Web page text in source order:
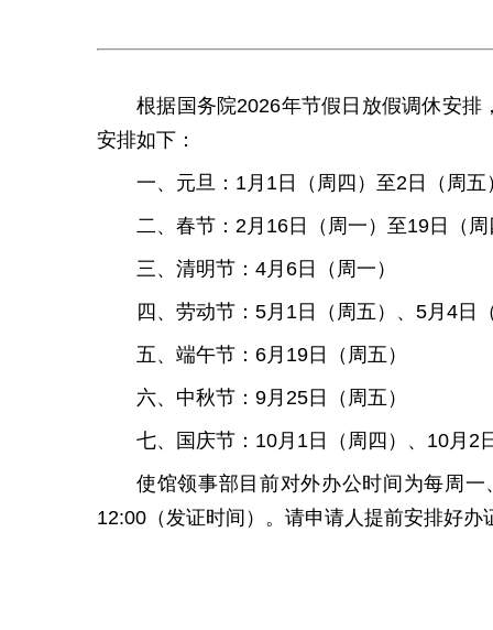
根据国务院2026年节假日放假调休安
安排如下：
一、元旦：1月1日（周四）至2日（周五
二、春节：2月16日（周一）至19日（周
三、清明节：4月6日（周一）
四、劳动节：5月1日（周五）、5月4日
五、端午节：6月19日（周五）
六、中秋节：9月25日（周五）
七、国庆节：10月1日（周四）、10月2
使馆领事部目前对外办公时间为每周
12:00（发证时间）。请申请人提前安排好